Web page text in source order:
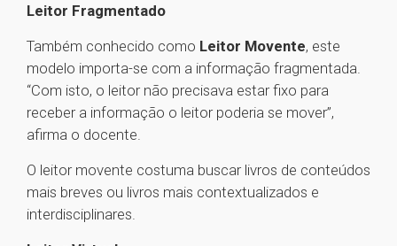
Leitor Fragmentado
Também conhecido como Leitor Movente, este
modelo importa-se com a informação fragmentada.
“Com isto, o leitor não precisava estar fixo para
receber a informação o leitor poderia se mover”,
afirma o docente.
O leitor movente costuma buscar livros de conteúdos
mais breves ou livros mais contextualizados e
interdisciplinares.